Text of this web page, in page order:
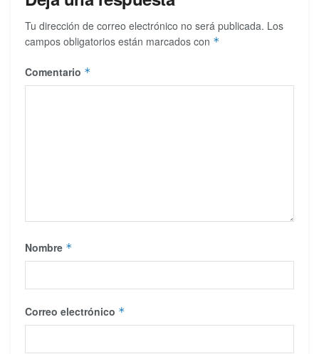
Tu dirección de correo electrónico no será publicada. Los
campos obligatorios están marcados con *
Comentario *
Nombre *
Correo electrónico *